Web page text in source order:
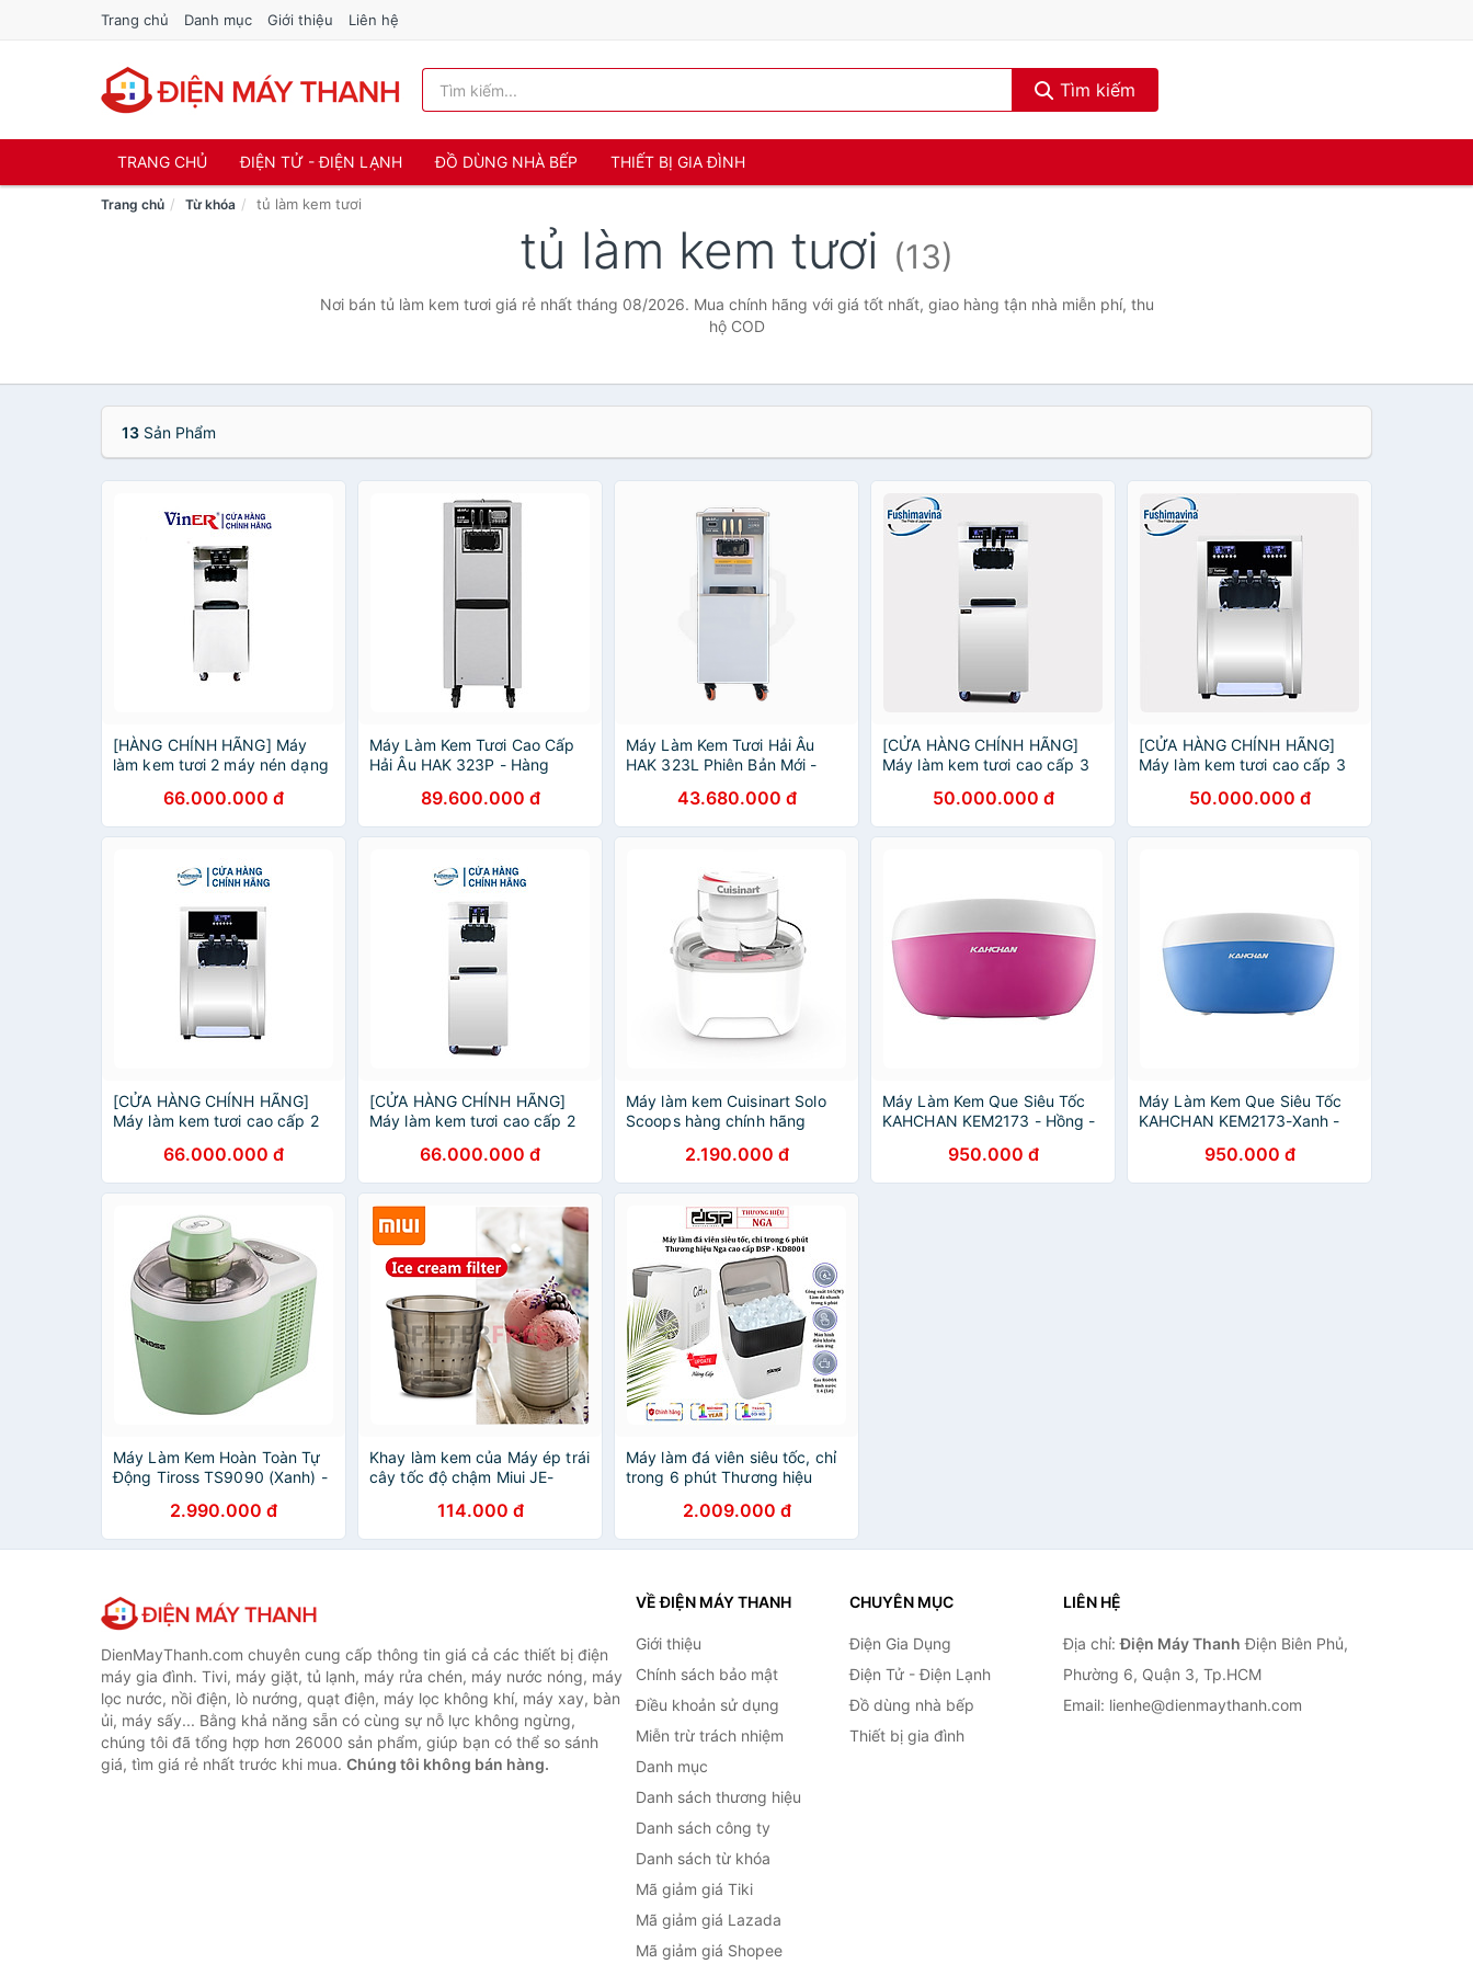
Trang chủ Danh mục Giới thiệu Liên hệ
Tìm kiếm
TRANG CHỦ ĐIỆN TỬ - ĐIỆN LẠNH ĐỒ DÙNG NHÀ BẾP THIẾT BỊ GIA ĐÌNH
Trang chủ Từ khóa tủ làm kem tươi
tủ làm kem tươi (13)
Nơi bán tủ làm kem tươi giá rẻ nhất tháng 08/2026. Mua chính hãng với giá tốt nhất, giao hàng tận nhà miễn phí, thu
hộ COD
13 Sản Phẩm
[HÀNG CHÍNH HÃNG] Máy
làm kem tươi 2 máy nén dạng
66.000.000 đ
Máy Làm Kem Tươi Cao Cấp
Hải Âu HAK 323P - Hàng
89.600.000 đ
Máy Làm Kem Tươi Hải Âu
HAK 323L Phiên Bản Mới -
43.680.000 đ
[CỬA HÀNG CHÍNH HÃNG]
Máy làm kem tươi cao cấp 3
50.000.000 đ
[CỬA HÀNG CHÍNH HÃNG]
Máy làm kem tươi cao cấp 3
50.000.000 đ
[CỬA HÀNG CHÍNH HÃNG]
Máy làm kem tươi cao cấp 2
66.000.000 đ
[CỬA HÀNG CHÍNH HÃNG]
Máy làm kem tươi cao cấp 2
66.000.000 đ
Máy làm kem Cuisinart Solo
Scoops hàng chính hãng
2.190.000 đ
Máy Làm Kem Que Siêu Tốc
KAHCHAN KEM2173 - Hồng -
950.000 đ
Máy Làm Kem Que Siêu Tốc
KAHCHAN KEM2173-Xanh -
950.000 đ
Máy Làm Kem Hoàn Toàn Tự
Động Tiross TS9090 (Xanh) -
2.990.000 đ
Khay làm kem của Máy ép trái
cây tốc độ chậm Miui JE-
B05B, XKJ-03B, B01B mã B11
- Hàng Nhập Khẩu
114.000 đ
Máy làm đá viên siêu tốc, chỉ
trong 6 phút Thương hiệu
Công suất làm đá 90-165W,
sản lượng 12kg/24h, Dung
tích bình chứa 1,4 lit - HÀNG
THÁNG
2.009.000 đ
DienMayThanh.com chuyên cung cấp thông tin giá cả các thiết bị điện
máy gia đình. Tivi, máy giặt, tủ lạnh, máy rửa chén, máy nước nóng, máy
lọc nước, nồi điện, lò nướng, quạt điện, máy lọc không khí, máy xay, bàn
ủi, máy sấy... Bằng khả năng sẵn có cùng sự nỗ lực không ngừng,
chúng tôi đã tổng hợp hơn 26000 sản phẩm, giúp bạn có thể so sánh
giá, tìm giá rẻ nhất trước khi mua. Chúng tôi không bán hàng.
VỀ ĐIỆN MÁY THANH
Giới thiệu
Chính sách bảo mật
Điều khoản sử dụng
Miễn trừ trách nhiệm
Danh mục
Danh sách thương hiệu
Danh sách công ty
Danh sách từ khóa
Mã giảm giá Tiki
Mã giảm giá Lazada
Mã giảm giá Shopee
CHUYÊN MỤC
Điện Gia Dụng
Điện Tử - Điện Lạnh
Đồ dùng nhà bếp
Thiết bị gia đình
LIÊN HỆ
Địa chỉ:Điện Máy Thanh Điện Biên Phủ,
Phường 6, Quận 3, Tp.HCM
Email: lienhe@dienmaythanh.com